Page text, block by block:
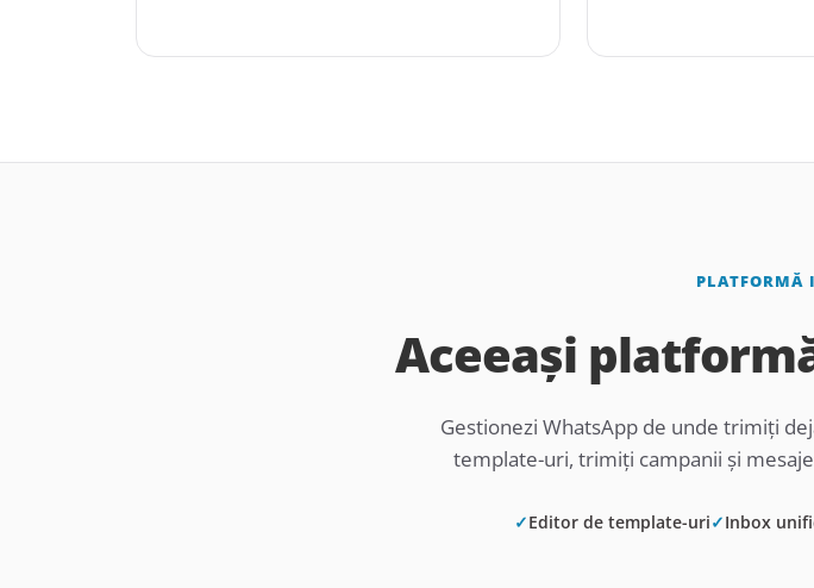
Aceeași
Gestionezi WhatsApp de unde trimiți
template-uri, trimiți campanii și
✓Editor de template-uri✓Inbox